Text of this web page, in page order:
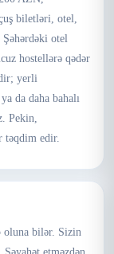
biletləri, otel,
otel
hostellərə qədər
yerli
da daha bahalı
Pekin,
təqdim edir.
oluna bilər. Sizin